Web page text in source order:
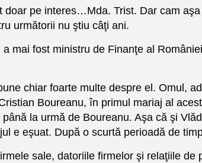
pe interes…Mda. Trist. Dar cam
următorii nu ştiu câţi ani.
mai fost ministru de Finanţe al
chiar foarte multe despre el. Omul,
Boureanu, în primul mariaj al
la urmă de Boureanu. Aşa că şi
e eşuat. După o scurtă perioadă de
sale, datoriile firmelor şi relaţiile de